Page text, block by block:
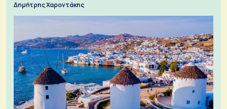
Δημήτρης Χαροντάκης